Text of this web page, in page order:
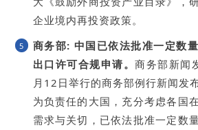
企业境内再投资政策。
5
商务部: 中国已依法批准一定数
出口许可合规申请。商务部新闻
月12日举行的商务部例行新闻发
为负责任的大国，充分考虑各国
需求与关切，已依法批准一定数